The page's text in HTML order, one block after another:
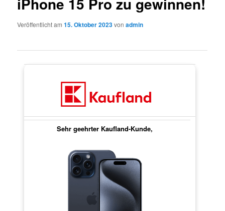
Veröffentlicht am15. Oktober 2023vonadmin
Sehr geehrter Kaufland-Kunde,